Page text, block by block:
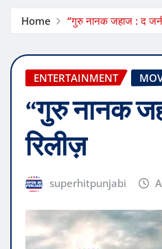
Home “गुरु नानक जहाज : द
ENTERTAINMENT
“गुरु नानक
रिलीज़
superhitpunjabi